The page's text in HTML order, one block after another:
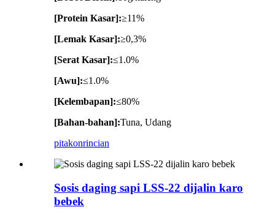
[Protein Kasar]:≥11%
[Lemak Kasar]:≥0,3%
[Serat Kasar]:≤1.0%
[Awu]:≤1.0%
[Kelembapan]:≤80%
[Bahan-bahan]:Tuna, Udang
pitakonrincian
Sosis daging sapi LSS-22 dijalin karo
bebek